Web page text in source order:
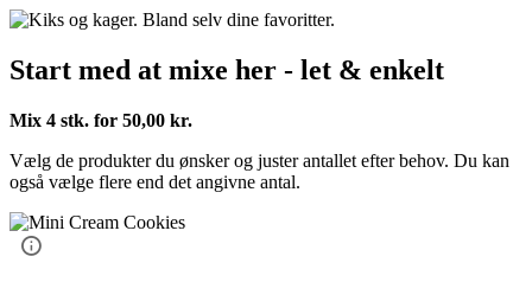
Start med at mixe her - let & enkelt
Mix 4 stk. for 50,00 kr.
Vælg de produkter du ønsker og juster antallet efter behov. Du kan
også vælge flere end det angivne antal.